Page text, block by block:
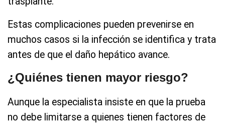
Estas complicaciones pueden prevenirse en
muchos casos si la infección se identifica y trata
antes de que el daño hepático avance.
¿Quiénes tienen mayor riesgo?
Aunque la especialista insiste en que la prueba
no debe limitarse a quienes tienen factores de